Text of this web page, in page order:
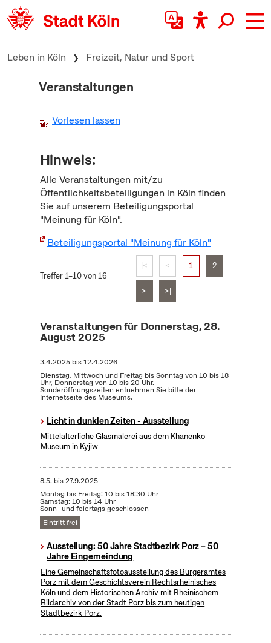
zum Inhalt springen
Leben in Köln Freizeit, Natur und Sport
Veranstaltungen
Vorlesen lassen
Hinweis:
Alle Veranstaltungen mit/zu
Öffentlichkeitsbeteiligungen in Köln finden
Sie auf unserem Beteiligungsportal
"Meinung für Köln".
Beteiligungsportal "Meinung für Köln"
Treffer 1–10 von 16
|< < 1 2
> >|
Veranstaltungen für Donnerstag, 28.
August 2025
3.4.2025bis12.4.2026
Dienstag, Mittwoch und Freitag bis Sonntag von 10 bis 18
Uhr, Donnerstag von 10 bis 20 Uhr.
Sonderöffnungszeiten entnehmen Sie bitte der
Internetseite des Museums.
Licht in dunklen Zeiten - Ausstellung
Mittelalterliche Glasmalerei aus dem Khanenko
Museum in Kyjiw
8.5. bis27.9.2025
Montag bis Freitag: 10 bis 18:30 Uhr
Samstag: 10 bis 14 Uhr
Sonn- und feiertags geschlossen
Eintritt frei
Ausstellung: 50 Jahre Stadtbezirk Porz – 50
Jahre Eingemeindung
Eine Gemeinschaftsfotoausstellung des Bürgeramtes
Porz mit dem Geschichtsverein Rechtsrheinisches
Köln und dem Historischen Archiv mit Rheinischem
Bildarchiv von der Stadt Porz bis zum heutigen
Stadtbezirk Porz.